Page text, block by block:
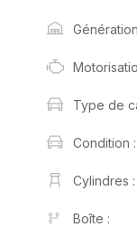
Type de
Condition :
Cylindres :
Boîte :